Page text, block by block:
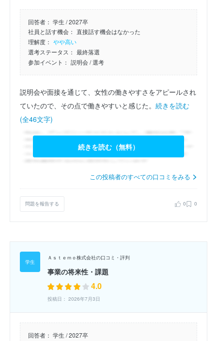
回答者： 学生 / 2027卒
社員と話す機会： 直接話す機会はなかった
理解度： やや高い
選考ステータス： 最終落選
参加イベント： 説明会/ 選考
説明会や面接を通じて、女性の働きやすさをアピールされ
ていたので、その点で働きやすいと感じた。 続きを読む
(全46文字)
続きを読む（無料）
この投稿者のすべての口コミをみる
問題を報告する 0 0
Ａｓｔｅｍｏ株式会社の口コミ・評判
事業の将来性・課題
4.0
投稿日： 2026年7月3日
回答者： 学生 / 2027卒